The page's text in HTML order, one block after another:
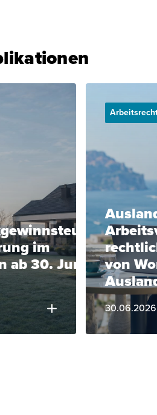
im
ab 30. Juni von
30.06.2026